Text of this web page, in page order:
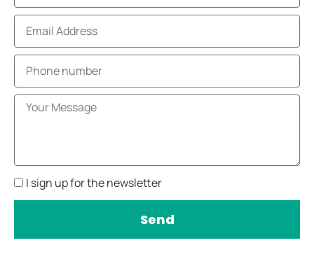
I sign up for the newsletter
Send